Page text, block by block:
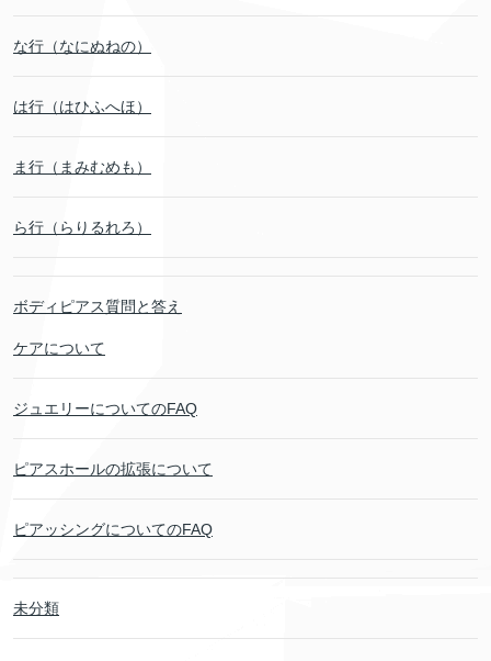
な行（なにぬねの）
は行（はひふへほ）
ま行（まみむめも）
ら行（らりるれろ）
ボディピアス質問と答え
ケアについて
ジュエリーについてのFAQ
ピアスホールの拡張について
ピアッシングについてのFAQ
未分類